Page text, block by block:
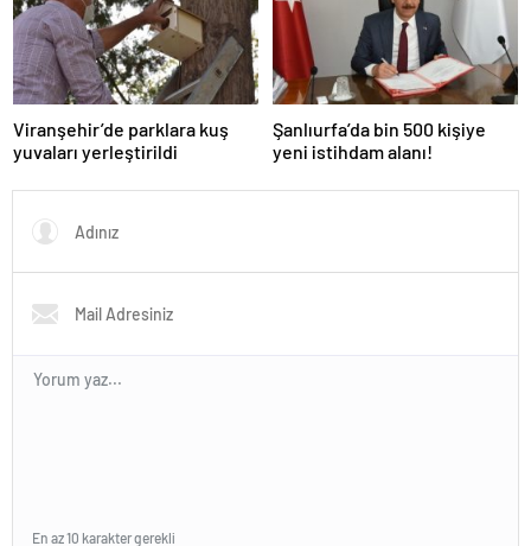
Viranşehir’de parklara kuş
yuvaları yerleştirildi
Şanlıurfa’da bin 500 kişiye
yeni istihdam alanı!
En az 10 karakter gerekli